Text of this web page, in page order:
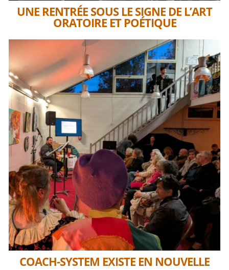
UNE RENTRÉE SOUS LE SIGNE DE L’ART
ORATOIRE ET POÉTIQUE
COACH-SYSTEM EXISTE EN NOUVELLE